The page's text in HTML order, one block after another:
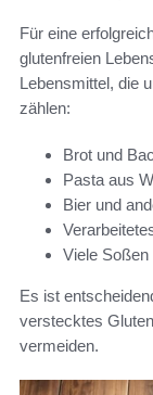
Für eine
glutenfreien
Lebensmittel, die
zählen:
Brot und
Pasta aus
Bier und
Viele
Es ist
verstecktes
vermeiden.